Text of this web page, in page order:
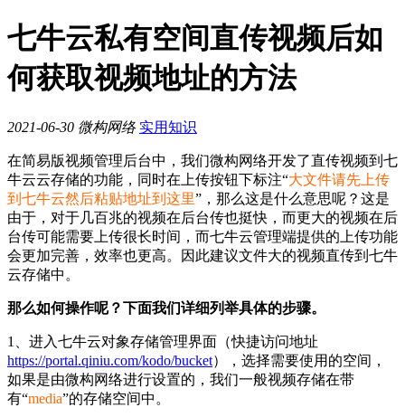
七牛云私有空间直传视频后如
何获取视频地址的方法
2021-06-30 微构网络 实用知识
在简易版视频管理后台中，我们微构网络开发了直传视频到七
牛云云存储的功能，同时在上传按钮下标注“大文件请先上传
到七牛云然后粘贴地址到这里”，那么这是什么意思呢？这是
由于，对于几百兆的视频在后台传也挺快，而更大的视频在后
台传可能需要上传很长时间，而七牛云管理端提供的上传功能
会更加完善，效率也更高。因此建议文件大的视频直传到七牛
云存储中。
那么如何操作呢？下面我们详细列举具体的步骤。
1、进入七牛云对象存储管理界面（快捷访问地址
https://portal.qiniu.com/kodo/bucket），选择需要使用的空间，
如果是由微构网络进行设置的，我们一般视频存储在带
有“media”的存储空间中。